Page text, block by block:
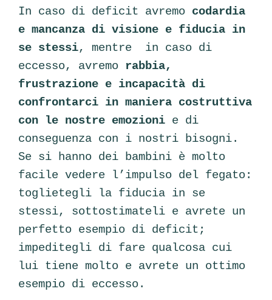
In caso di deficit avremo codardia
e mancanza di visione e fiducia in
se stessi, mentre in caso di
eccesso, avremo rabbia,
frustrazione e incapacità di
confrontarci in maniera costruttiva
con le nostre emozioni e di
conseguenza con i nostri bisogni.
Se si hanno dei bambini è molto
facile vedere l’impulso del fegato:
toglietegli la fiducia in se
stessi, sottostimateli e avrete un
perfetto esempio di deficit;
impeditegli di fare qualcosa cui
lui tiene molto e avrete un ottimo
esempio di eccesso.